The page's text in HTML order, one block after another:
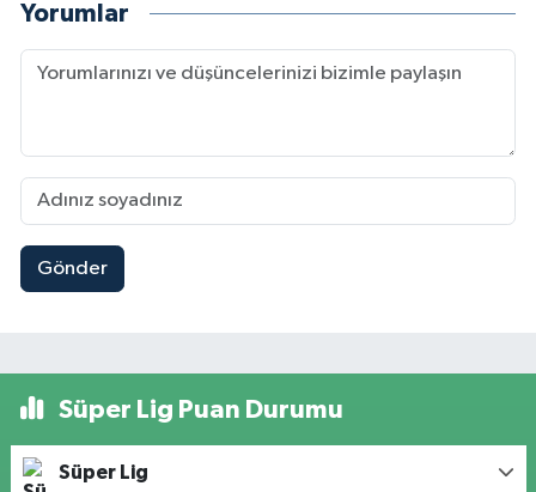
Yorumlar
Gönder
Süper Lig Puan Durumu
Süper Lig